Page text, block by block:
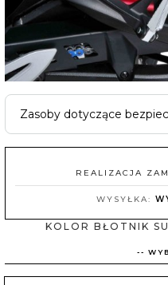
Zasoby dotyczące
REALIZACJA
WYSYŁKA:
KOLOR BŁOTNIK
--